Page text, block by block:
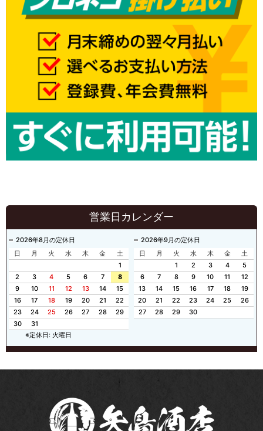
営業日カレンダー
2026年8月の定休日
日
月 火 水 木 金
土
1
2
3 4 5 6 7
8
9
10 11 12 13 14
15
16
17 18 19 20 21
22
23
24 25 26 27 28
29
30
31
2026年9月の定休日
日
月 火 水 木 金
土
1
2 3 4
5
6
7 8 9 10 11
12
13
14 15 16 17 18
19
20
21 22 23 24 25
26
27
28 29 30
※定休日: 火曜日